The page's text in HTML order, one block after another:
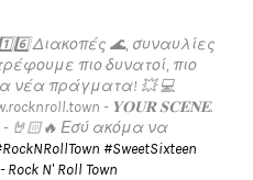
Διακοπές 🌊, συναυλίες
πιο δυνατοί, πιο
νέα πράγματα! 💥 💻
- 𝐘𝐎𝐔𝐑 𝐒𝐂𝐄𝐍𝐄.
Εσύ ακόμα να
#SweetSixteen
N' Roll Town